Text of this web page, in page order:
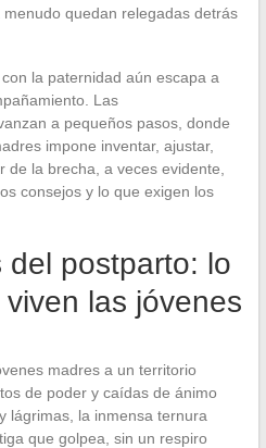
quedan relegadas detrás
la paternidad aún escapa a
Las
a pequeños pasos, donde
impone inventar, ajustar,
de la brecha, a veces evidente,
consejos y lo que exigen los
del postparto: lo
las jóvenes
madres a un territorio
de poder y caídas de ánimo
lágrimas, la inmensa ternura
que golpea, sin un respiro